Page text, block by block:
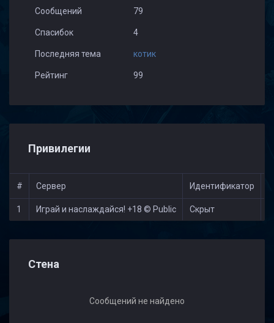
Сообщений 79
Спасибок 4
Последняя тема котик
Рейтинг 99
Привилегии
# Сервер Идентификатор
1 Играй и наслаждайся! +18 © Public Скрыт
Стена
Сообщений не найдено